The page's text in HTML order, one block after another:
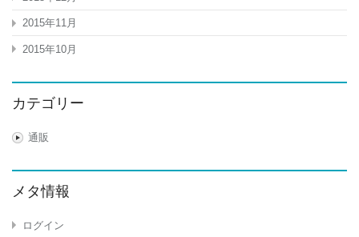
2015年11月
2015年10月
カテゴリー
通販
メタ情報
ログイン